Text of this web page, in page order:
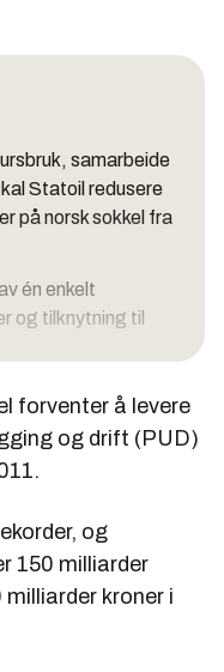
samarbeide
Statoil redusere
på norsk sokkel fra
én enkelt
og tilknytning til
PanPandora,
læring fra
utviklingsløp
Dompap og
forventer å levere
og drift (PUD)
og
150 milliarder
kroner i